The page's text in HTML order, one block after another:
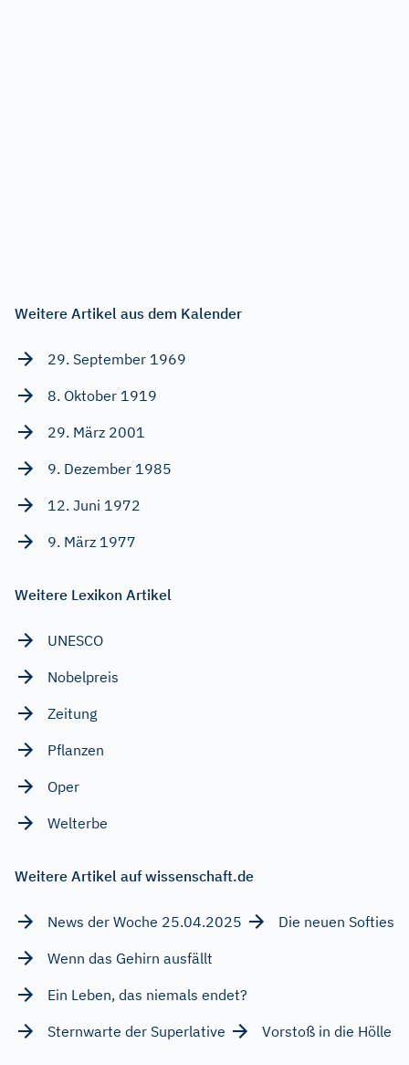
Weitere Artikel aus dem Kalender
29. September 1969
8. Oktober 1919
29. März 2001
9. Dezember 1985
12. Juni 1972
9. März 1977
Weitere Lexikon Artikel
UNESCO
Nobelpreis
Zeitung
Pflanzen
Oper
Welterbe
Weitere Artikel auf wissenschaft.de
News der Woche 25.04.2025
Die neuen Softies
Wenn das Gehirn ausfällt
Ein Leben, das niemals endet?
Sternwarte der Superlative
Vorstoß in die Hölle